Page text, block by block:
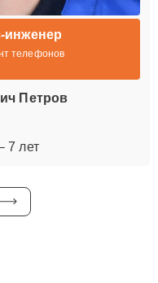
инженер
телефонов
Петров
7 лет